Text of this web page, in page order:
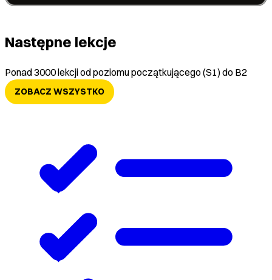
Następne lekcje
Ponad 3000 lekcji od poziomu początkującego (S1) do B2
ZOBACZ WSZYSTKO